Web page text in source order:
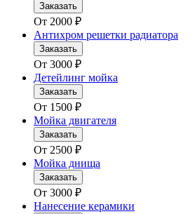
Заказать
От 2000 ₽
Антихром решетки радиатора
Заказать
От 3000 ₽
Детейлинг мойка
Заказать
От 1500 ₽
Мойка двигателя
Заказать
От 2500 ₽
Мойка днища
Заказать
От 3000 ₽
Нанесение керамики